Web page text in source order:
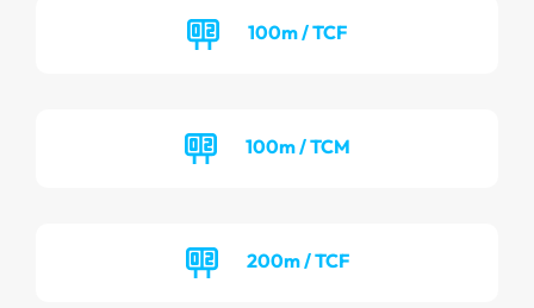
100m / TCF
100m / TCM
200m / TCF